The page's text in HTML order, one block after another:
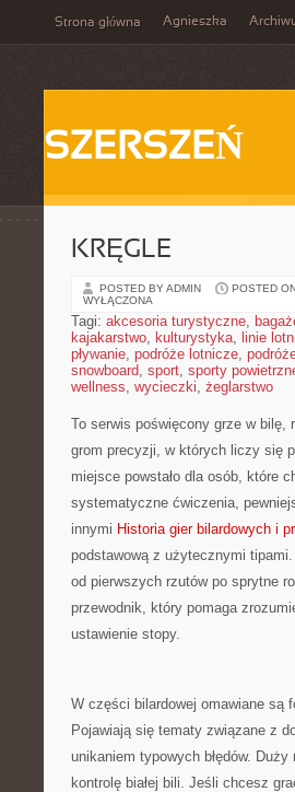
Strona główna Agnieszka
SZERSZEŃ
KRĘGLE
POSTED BY ADMIN POSTED
WYŁĄCZONA
Tagi: akcesoria turystyczne,
kajakarstwo, kulturystyka, linie
pływanie, podróże lotnicze,
snowboard, sport, sporty
wellness, wycieczki, żeglarstwo
To serwis poświęcony grze w bilę,
grom precyzji, w których liczy się
miejsce powstało dla osób, które
systematyczne ćwiczenia,
innymi Historia gier bilardowych i
podstawową z użytecznymi
od pierwszych rzutów po sprytne
przewodnik, który pomaga
ustawienie stopy.
W części bilardowej omawiane są
Pojawiają się tematy związane z
unikaniem typowych błędów.
kontrolę białej bili. Jeśli chcesz